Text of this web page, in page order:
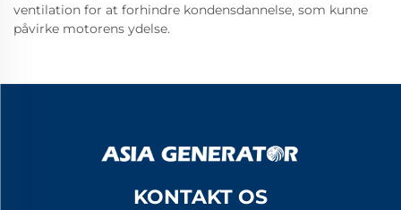
ventilation for at forhindre kondensdannelse, som kunne
påvirke motorens ydelse.
KONTAKT OS